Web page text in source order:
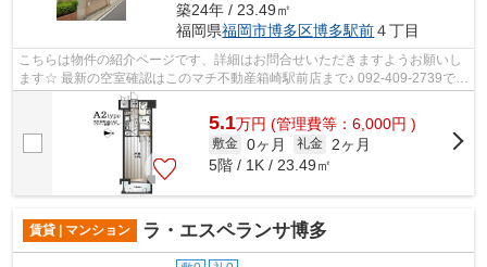
築24年 / 23.49㎡
福岡県福岡市博多区博多駅前４丁目
こちらは物件の紹介ページです、詳細はお問合せいただきますようお願いし
ます☆ 最新の空室確認はこのマチ不動産箱崎駅前店まで♪ 092-409-2739で
す！迅速に対応致します！！！！！♪
5.1万円 (管理費等：6,000円 )
敷金 0ヶ月 礼金
2ヶ月
5階 / 1K / 23.49㎡
賃貸 | マンション ラ・エスペランサ博多